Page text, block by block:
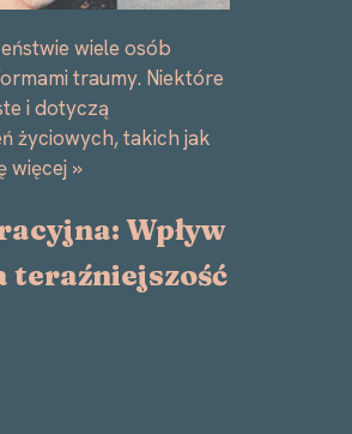
wiele osób
traumy. Niektóre
i dotyczą
życiowych, takich jak
więcej »
Wpływ
teraźniejszość